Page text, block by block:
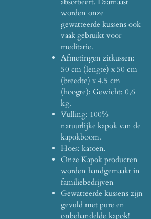
worden onze
gewatteerde kussens ook
vaak gebruikt voor
meditatie.
Afmetingen zitkussen:
50 cm (lengte) x 50 cm
(breedte) x 4,5 cm
(hoogte); Gewicht: 0,6
kg.
Vulling: 100%
natuurlijke kapok van de
kapokboom.
Hoes: katoen.
Onze Kapok producten
worden handgemaakt in
familiebedrijven
Gewatteerde kussens zijn
gevuld met pure en
onbehandelde kapok!